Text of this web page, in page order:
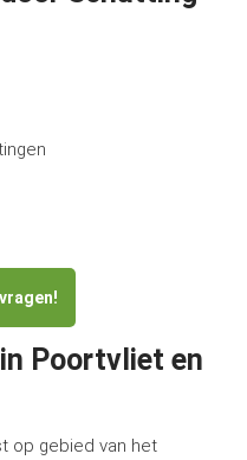
Poortvliet en
op gebied van het